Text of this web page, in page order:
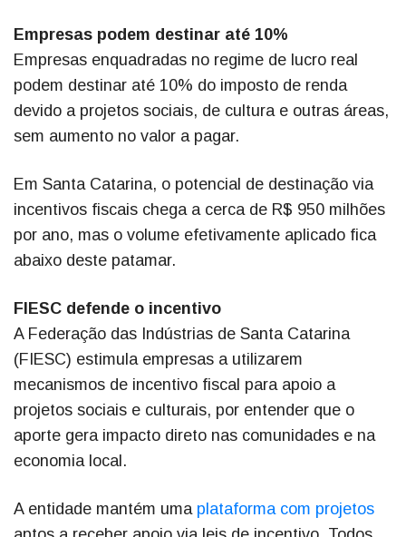
Empresas podem destinar até 10%
Empresas enquadradas no regime de lucro real
podem destinar até 10% do imposto de renda
devido a projetos sociais, de cultura e outras áreas,
sem aumento no valor a pagar.
Em Santa Catarina, o potencial de destinação via
incentivos fiscais chega a cerca de R$ 950 milhões
por ano, mas o volume efetivamente aplicado fica
abaixo deste patamar.
FIESC defende o incentivo
A Federação das Indústrias de Santa Catarina
(FIESC) estimula empresas a utilizarem
mecanismos de incentivo fiscal para apoio a
projetos sociais e culturais, por entender que o
aporte gera impacto direto nas comunidades e na
economia local.
A entidade mantém uma plataforma com projetos